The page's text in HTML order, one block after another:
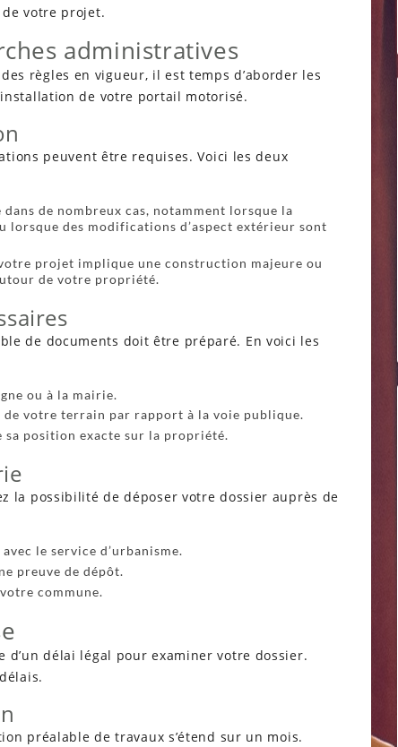
votre projet.
administratives
règles en vigueur, il est temps d’aborder les
de votre portail motorisé.
peuvent être requises. Voici les deux
dans de nombreux cas, notamment lorsque la
des modifications d’aspect extérieur sont
projet implique une construction majeure ou
de votre propriété.
de documents doit être préparé. En voici les
ou à la mairie.
votre terrain par rapport à la voie publique.
position exacte sur la propriété.
la possibilité de déposer votre dossier auprès de
le service d’urbanisme.
preuve de dépôt.
commune.
délai légal pour examiner votre dossier.
préalable de travaux s’étend sur un mois.